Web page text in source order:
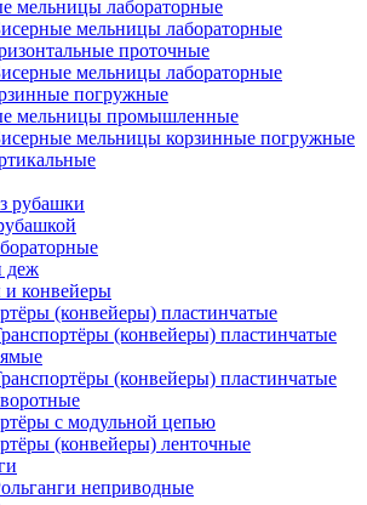
мельницы лабораторные
мельницы лабораторные
проточные
мельницы лабораторные
погружные
мельницы промышленные
мельницы корзинные погружные
рубашки
деж
и конвейеры
(конвейеры) пластинчатые
(конвейеры) пластинчатые
(конвейеры) пластинчатые
с модульной цепью
(конвейеры) ленточные
неприводные